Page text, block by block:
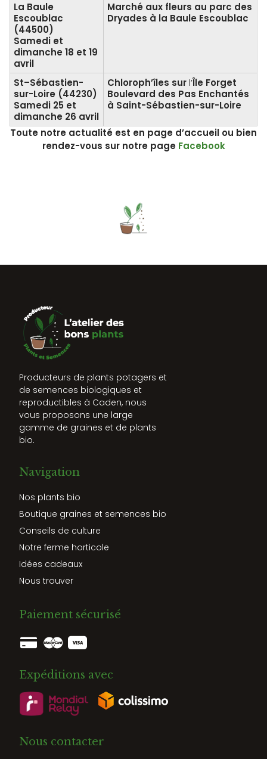
La Baule
Escoublac
(44500)
Samedi et
dimanche 18 et 19
avril
Marché aux fleurs au parc des
Dryades à la Baule Escoublac
St–Sébastien-
sur-Loire (44230)
Samedi 25 et
dimanche 26 avril
Chloroph’îles surl’Île Forget
Boulevard des Pas Enchantés
à Saint-Sébastien-sur-Loire
Toute notre actualité est en page d’accueil ou bien
rendez-vous sur notre page Facebook
Producteurs de plants potagers et
de semences biologiques et
reproductibles à Caden, nous
vous proposons une large
gamme de graines et de plants
bio.
Navigation
Nos plants bio
Boutique graines et semences bio
Conseils de culture
Notre ferme horticole
Idées cadeaux
Nous trouver
Paiement sécurisé
Expéditions avec
Nous contacter